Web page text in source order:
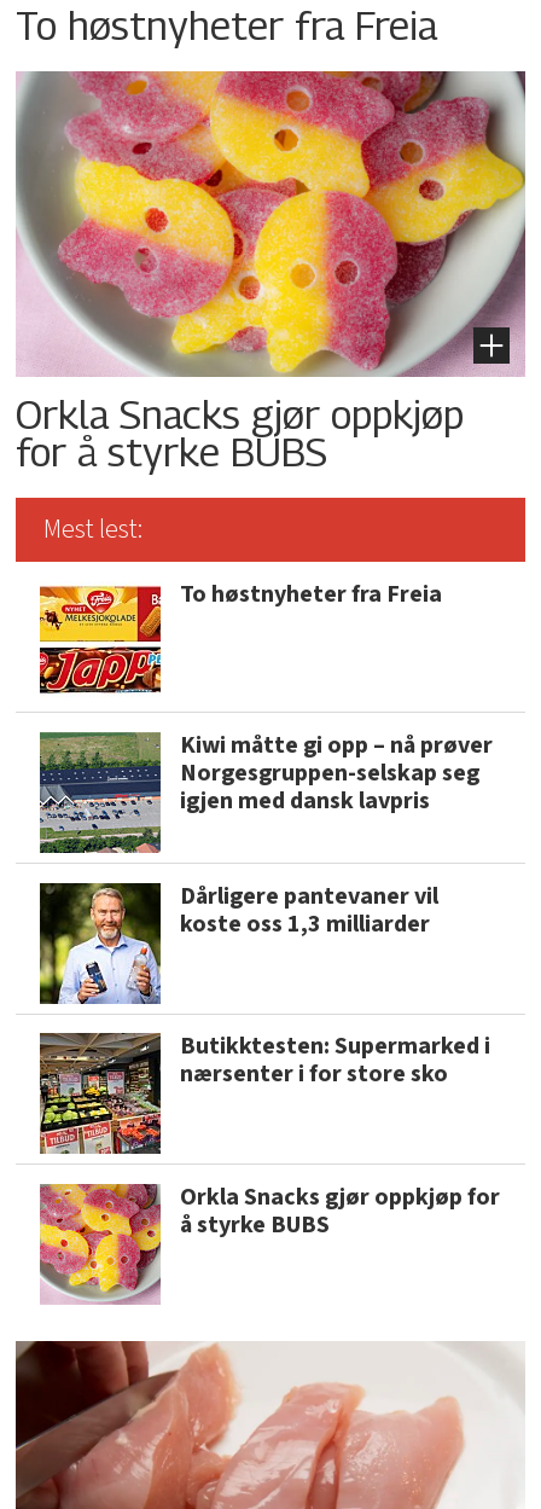
To høstnyheter fra Freia
Orkla Snacks gjør oppkjøp
for å styrke BUBS
Mest lest:
To høstnyheter fra Freia
Kiwi måtte gi opp – nå prøver
Norgesgruppen-selskap seg
igjen med dansk lavpris
Dårligere pantevaner vil
koste oss 1,3 milliarder
Butikktesten: Supermarked i
nærsenter i for store sko
Orkla Snacks gjør oppkjøp for
å styrke BUBS